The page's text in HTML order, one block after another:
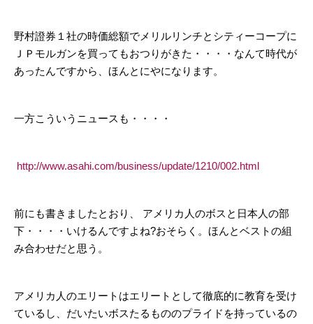
野村證券１社の時価総額でメリルリンチとシティーコープに
ＪＰモルガンを買ってもおつりがきた・・・・なんて時代が
あったんですから、ほんとにやになります。
一方こういうニュースも・・・・
http://www.asahi.com/business/update/1210/002.html
前にも書きましたとおり、 アメリカ人のボスと日本人の部
下・・・・いけるんですよね?おそらく。ほんとベストの組
み合わせだと思う。
アメリカ人のエリートはエリートとして徹底的に教育を受け
ているし、だいたいボスたるもののプライドを持っているの